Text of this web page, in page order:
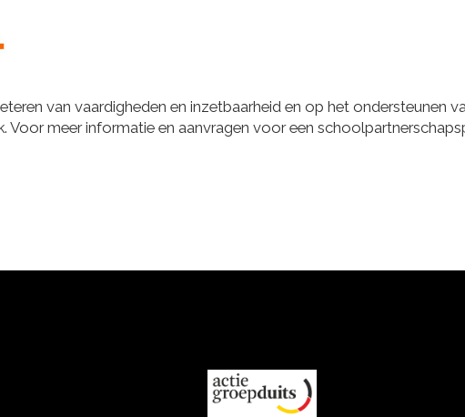
van vaardigheden en inzetbaarheid en op het ondersteunen
Voor meer informatie en aanvragen voor een